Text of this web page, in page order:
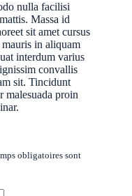
nulla facilisi
Massa id
sit amet cursus
in aliquam
interdum varius
convallis
sit. Tincidunt
malesuada proin
obligatoires sont